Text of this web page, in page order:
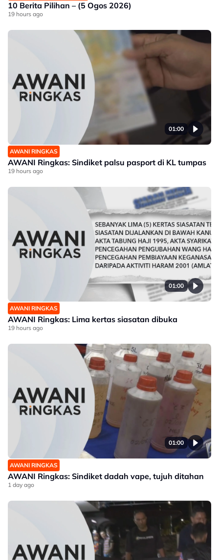
10 Berita Pilihan – (5 Ogos 2026)
19 hours ago
01:00
AWANI RINGKAS
AWANI Ringkas: Sindiket palsu pasport di KL tumpas
19 hours ago
01:00
AWANI RINGKAS
AWANI Ringkas: Lima kertas siasatan dibuka
19 hours ago
01:00
AWANI RINGKAS
AWANI Ringkas: Sindiket dadah vape, tujuh ditahan
1 day ago